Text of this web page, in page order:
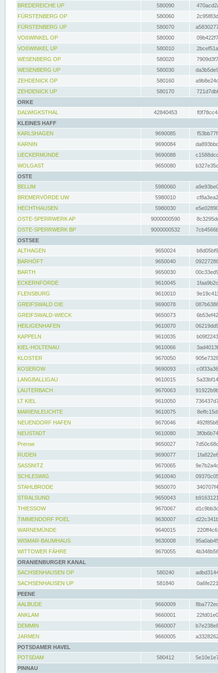
BREDEREICHE UP
580090
FÜRSTENBERG OP
580060
FÜRSTENBERG UP
580070
VOßWINKEL OP
580000
VOßWINKEL UP
580010
WESENBERG OP
580020
WESENBERG UP
580030
ZEHDENICK OP
580160
ZEHDENICK UP
580170
ORKE
DALWIGKSTHAL
42840453
KLEINES HAFF
KARLSHAGEN
9690085
KARNIN
9690084
UECKERMÜNDE
9690088
WOLGAST
9650080
OSTE
BELUM
5980060
BREMERVÖRDE UW
5980010
HECHTHAUSEN
5980030
OSTE-SPERRWERK AP
9000000590
OSTE-SPERRWERK BP
9000000532
OSTSEE
ALTHAGEN
9650024
BARHÖFT
9650040
BARTH
9650030
ECKERNFÖRDE
9610045
FLENSBURG
9610010
GREIFSWALD OIE
9690078
GREIFSWALD-WIECK
9650073
HEILIGENHAFEN
9610070
KAPPELN
9610035
KIEL-HOLTENAU
9610066
KLOSTER
9670050
KOSEROW
9690093
LANGBALLIGAU
9610015
LAUTERBACH
9670063
LT KIEL
9610050
MARIENLEUCHTE
9610075
NEUENDORF HAFEN
9670046
NEUSTADT
9610080
Prerow
9650027
RUDEN
9690077
SASSNITZ
9670065
SCHLESWIG
9610040
STAHLBRODE
9650070
STRALSUND
9650043
THIESSOW
9670067
TIMMENDORF POEL
9630007
WARNEMÜNDE
9640015
WISMAR-BAUMHAUS
9630008
WITTOWER FÄHRE
9670055
ORANIENBURGER KANAL
SACHSENHAUSEN OP
580240
SACHSENHAUSEN UP
581840
PEENE
AALBUDE
9660009
ANKLAM
9660001
DEMMIN
9660007
JARMEN
9660005
POTSDAMER HAVEL
POTSDAM
580412
PINNAU